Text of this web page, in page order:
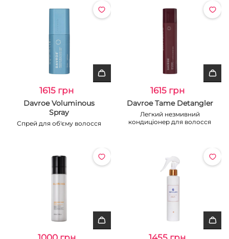
1615 грн
Davroe Voluminous
Spray
Спрей для об'єму волосся
1615 грн
Davroe Tame Detangler
Легкий незмивний
кондиціонер для волосся